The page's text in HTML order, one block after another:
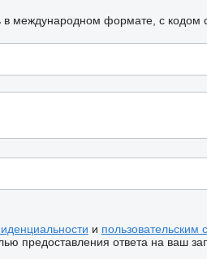
в международном формате, с кодом
и пользовательским
предоставления ответа на ваш